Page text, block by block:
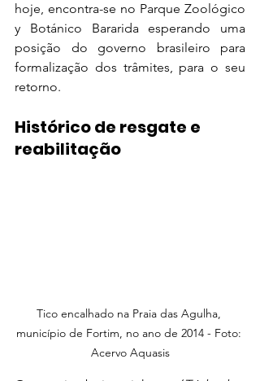
hoje, encontra-se no Parque Zoológico
y Botánico Bararida esperando uma
posição do governo brasileiro para
formalização dos trâmites, para o seu
retorno.
Histórico de resgate e
reabilitação
Tico encalhado na Praia das Agulha,
município de Fortim, no ano de 2014 - Foto:
Acervo Aquasis